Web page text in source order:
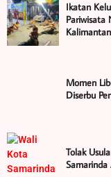
Ikatan
Pariwisata
Momen
Diserbu
Tolak